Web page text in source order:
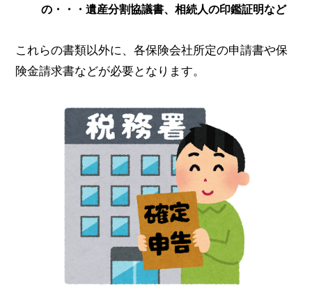
の・・・遺産分割協議書、相続人の印鑑証明など
これらの書類以外に、各保険会社所定の申請書や保
険金請求書などが必要となります。